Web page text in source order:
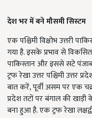
देश भर में बने मौसमी सिस्टम
एक पश्चिमी विक्षोभ उत्तरी
गया है. इसके प्रभाव से
पाकिस्तान और इससे सटे
ट्रफ रेखा उत्तर पश्चिमी उत्तर
बात करें, पूर्वी असम पर एक
प्रदेश तटों पर बंगाल की खाड़ी
बना हुआ है. एक ट्रफ रेखा